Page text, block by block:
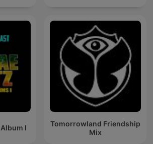
I
Tomorrowland Friendship
Mix